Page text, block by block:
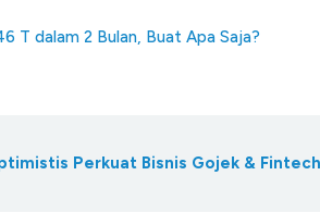
T dalam 2 Bulan, Buat Apa Saja?
Perkuat Bisnis Gojek & Fintech